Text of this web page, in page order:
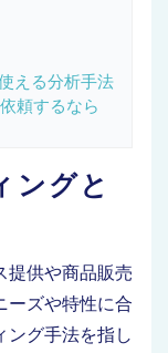
える分析手法
頼するなら
ングと
提供や商品販売
ーズや特性に合
ング手法を指し